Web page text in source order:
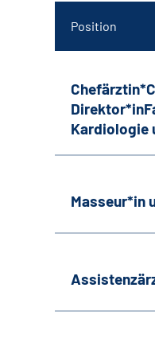
Position
Kardiologie
Masseur*in